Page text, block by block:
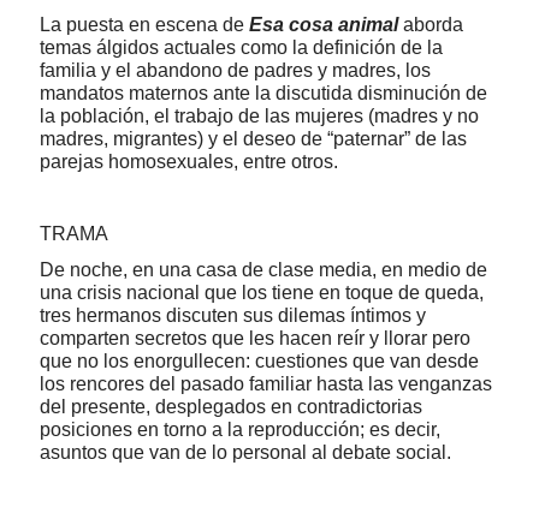
La puesta en escena de Esa cosa animalaborda
temas álgidos actuales como la definición de la
familia y el abandono de padres y madres, los
mandatos maternos ante la discutida disminución de
la población, el trabajo de las mujeres (madres y no
madres, migrantes) y el deseo de “paternar” de las
parejas homosexuales, entre otros.
TRAMA
De noche, en una casa de clase media, en medio de
una crisis nacional que los tiene en toque de queda,
tres hermanos discuten sus dilemas íntimos y
comparten secretos que les hacen reír y llorar pero
que no los enorgullecen: cuestiones que van desde
los rencores del pasado familiar hasta las venganzas
del presente, desplegados en contradictorias
posiciones en torno a la reproducción; es decir,
asuntos que van de lo personal al debate social.